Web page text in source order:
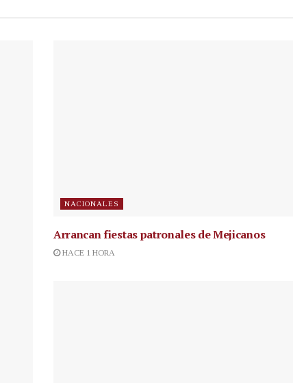
NACIONALES
Arrancan fiestas patronales de Mejicanos
HACE 1 HORA